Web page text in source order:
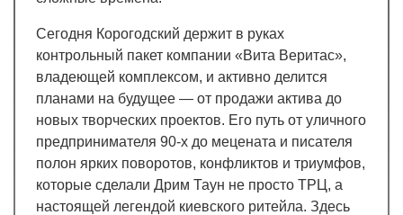
Сегодня Корогодский держит в руках
контрольный пакет компании «Вита Веритас»,
владеющей комплексом, и активно делится
планами на будущее — от продажи актива до
новых творческих проектов. Его путь от уличного
предпринимателя 90-х до мецената и писателя
полон ярких поворотов, конфликтов и триумфов,
которые сделали Дрим Таун не просто ТРЦ, а
настоящей легендой киевского ритейла. Здесь